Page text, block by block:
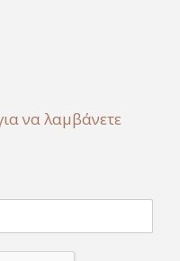
να λαμβάνετε